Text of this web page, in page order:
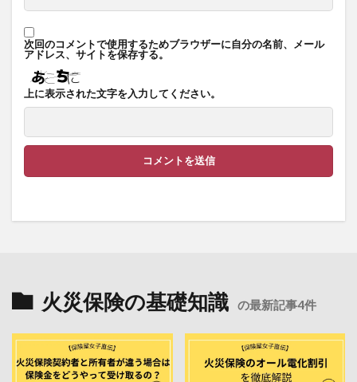
次回のコメントで使用するためブラウザーに自分の名前、メール
アドレス、サイトを保存する。
上に表示された文字を入力してください。
火災保険の基礎知識 の最新記事4件